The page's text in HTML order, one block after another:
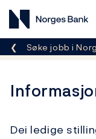
Norges Bank
Her er du nå:
Søke jobb i
Dei ledige